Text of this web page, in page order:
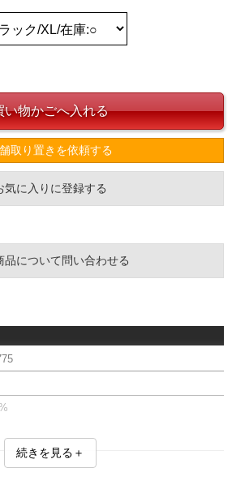
取り置きを依頼する
気に入りに登録する
品について問い合わせる
続きを見る＋